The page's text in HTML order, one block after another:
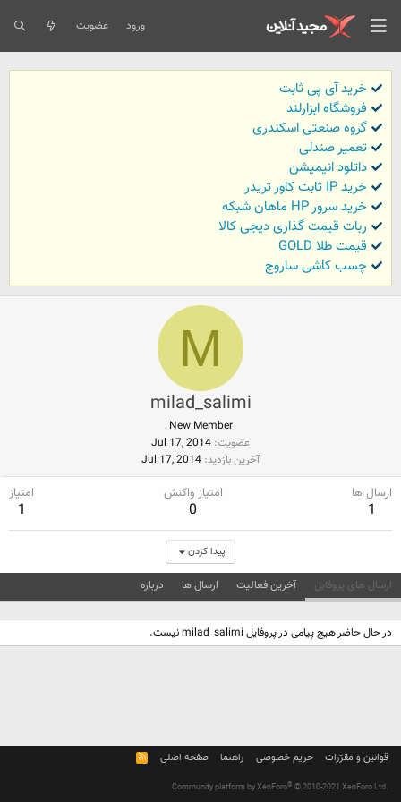
ورود عضویت
خرید آی پی ثابت
فروشگاه ابزارلند
گروه صنعتی اسکندری
تعمیر صندلی
داتلود انیمیشن
خرید IP ثابت کاور تریدر
خرید سرور HP ماهان شبکه
ربات قیمت گذاری دیجی کالا
قیمت طلا GOLD
چسب کاشی ساروج
M
milad_salimi
New Member
عضویت Jul 17, 2014
آخرین بازدید Jul 17, 2014
ارسال ها
1
امتیاز واکنش
0
امتیاز
1
پیدا کردن
ارسال های پروفایل آخرین فعالیت ارسال ها درباره
در حال حاضر هیچ پیامی در پروفایل milad_salimi نیست.
قوانین و مقرّرات حریم خصوصی راهنما صفحه اصلی
R
S
Community platform by XenForo® © 2010-2021 XenForo Ltd.